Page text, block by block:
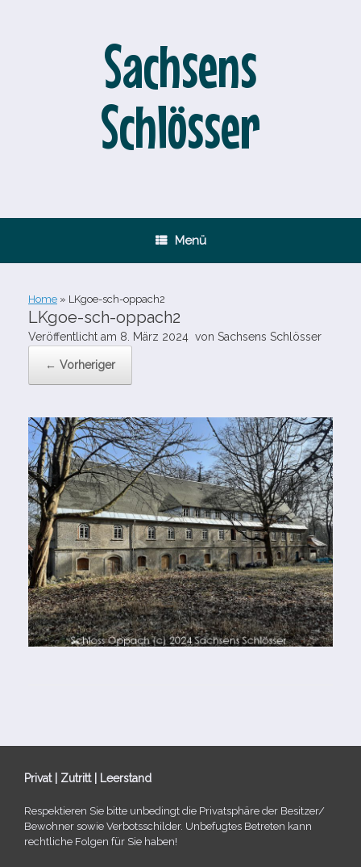
Sachsens
Schlösser
Menü
Home » LKgoe-​sch-​oppach2
LKgoe-​sch-​oppach2
Veröffentlicht am 8. März 2024 von Sachsens Schlösser
← Vorheriger
Privat | Zutritt | Leerstand
Respektieren Sie bitte unbe­dingt die Privatsphäre der Besitzer/​
Bewohner sowie Verbotsschilder. Unbefugtes Betreten kann
recht­li­che Folgen für Sie haben!